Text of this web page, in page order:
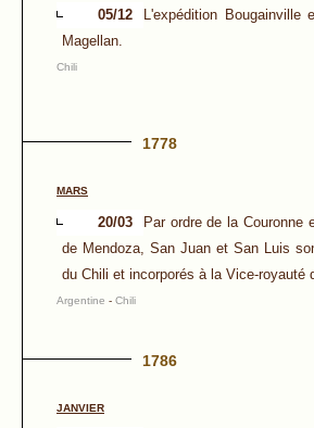
05/12
L'expédition
Magellan.
Chili
1778
MARS
20/03
Par ordre de la Couronne
de Mendoza, San Juan et San Luis
du Chili et incorporés à la Vice-royauté
Argentine - Chili
1786
JANVIER